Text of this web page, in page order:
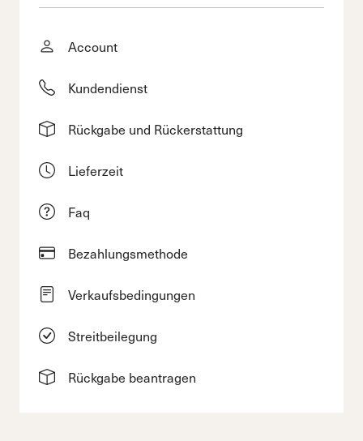
Account
Kundendienst
Rückgabe und Rückerstattung
Lieferzeit
Faq
Bezahlungsmethode
Verkaufsbedingungen
Streitbeilegung
Rückgabe beantragen